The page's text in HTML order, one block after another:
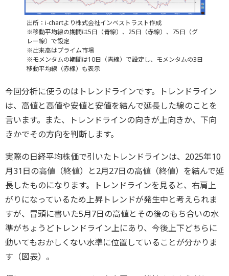
出所：i-chartより株式会社インベストラスト作成
※移動平均線の期間は5日（青線）、25日（赤線）、75日（グ
レー線）で設定
※出来高はプライム市場
※モメンタムの期間は10日（青線）で設定し、モメンタムの3日
移動平均線（赤線）も表示
今回分析に使うのはトレンドラインです。トレンドライン
は、高値と高値や安値と安値を結んで延長した線のことを
言います。また、トレンドラインの向きが上向きか、下向
きかでその方向を判断します。
実際の日経平均株価で引いたトレンドラインは、2025年10
月31日の高値（終値）と2月27日の高値（終値）を結んで延
長したものになります。トレンドラインを見ると、右肩上
がりになっているため上昇トレンドが発生中と考えられま
すが、冒頭に書いた5月7日の高値とその後のもち合いの水
準がちょうどトレンドライン上にあり、今後上下どちらに
動いてもおかしくない水準に位置していることが分かりま
す（図表）。